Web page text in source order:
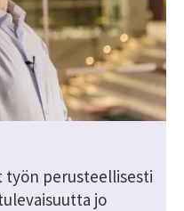
perusteellisesti
jo